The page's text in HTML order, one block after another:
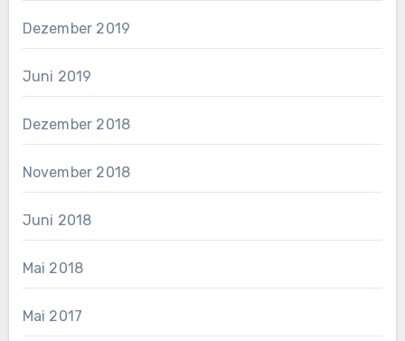
Dezember 2019
Juni 2019
Dezember 2018
November 2018
Juni 2018
Mai 2018
Mai 2017